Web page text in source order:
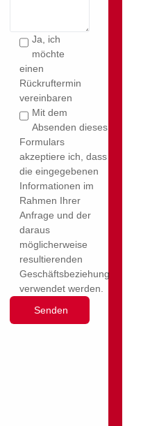
Ja, ich
möchte
einen
Rückruftermin
vereinbaren
Mit dem
Absenden dieses
Formulars
akzeptiere ich, dass
die eingegebenen
Informationen im
Rahmen Ihrer
Anfrage und der
daraus
möglicherweise
resultierenden
Geschäftsbeziehung
verwendet werden.